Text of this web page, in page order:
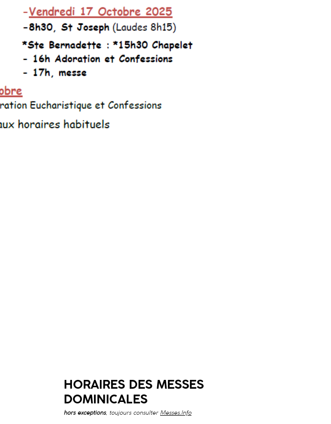
HORAIRES DES MESSES
DOMINICALES
hors exceptions, toujours consulter Messes.Info